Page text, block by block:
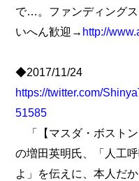
で…。ファンディング
いへん歓迎→ http://
◆2017/11/24
https://twitter.com/
51585
「【マスダ・ボスト
の増田英明氏、「人工
よ」を伝えに、本人だ